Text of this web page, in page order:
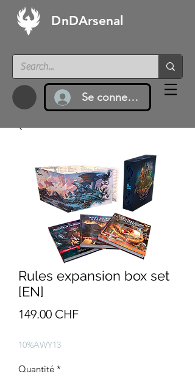
DnDArsenal
Se connecter
Rules expansion box set
[EN]
149.00 CHFPrix
10%AWY13
Quantité *